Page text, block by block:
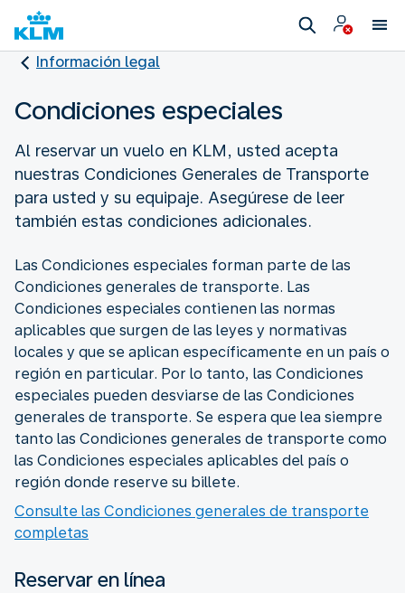
Información legal
Condiciones especiales
Al reservar un vuelo en KLM, usted acepta
nuestras Condiciones Generales de Transporte
para usted y su equipaje. Asegúrese de leer
también estas condiciones adicionales.
Las Condiciones especiales forman parte de las
Condiciones generales de transporte. Las
Condiciones especiales contienen las normas
aplicables que surgen de las leyes y normativas
locales y que se aplican específicamente en un país o
región en particular. Por lo tanto, las Condiciones
especiales pueden desviarse de las Condiciones
generales de transporte. Se espera que lea siempre
tanto las Condiciones generales de transporte como
las Condiciones especiales aplicables del país o
región donde reserve su billete.
Consulte las Condiciones generales de transporte
completas
Reservar en línea